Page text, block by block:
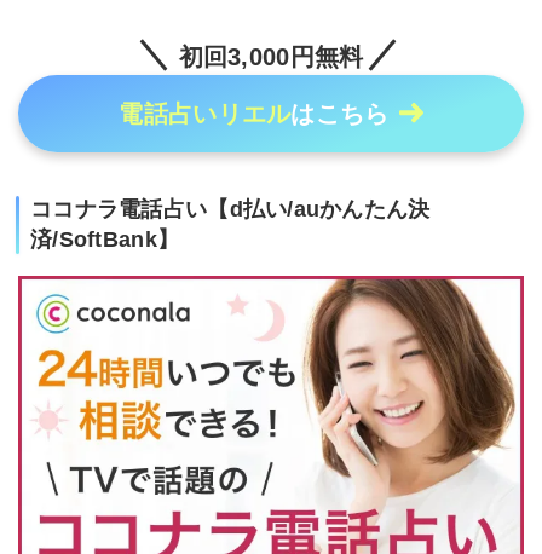
初回3,000円無料
電話占いリエルはこちら
ココナラ電話占い【d払い/auかんたん決
済/SoftBank】